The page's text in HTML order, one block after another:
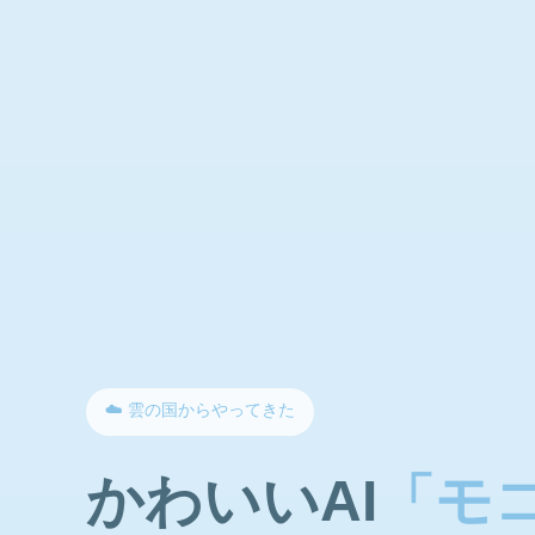
☁️ 雲の国からやってきた
かわいいAI 「モ